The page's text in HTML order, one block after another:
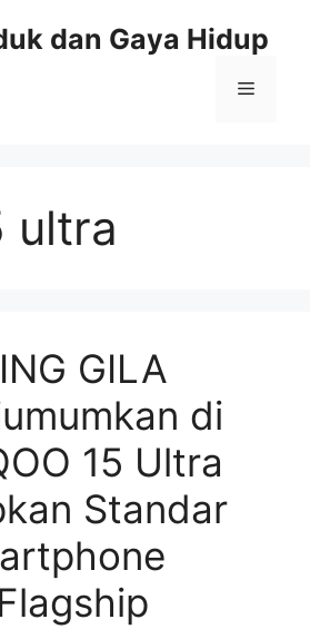
dan Gaya Hidup
Menu
ultra
GILA
di
15 Ultra
Standar